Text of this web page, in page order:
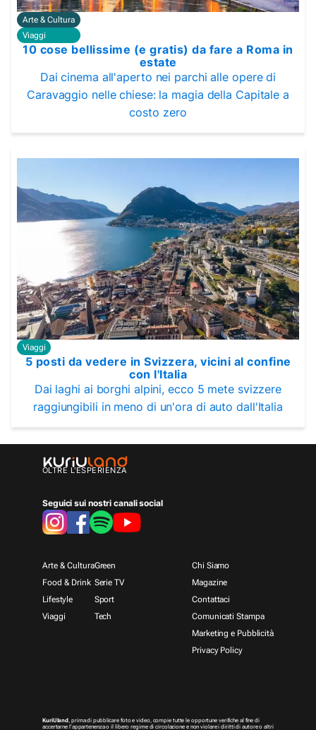
Arte & Cultura
Viaggi
10 cose bellissime (e gratis) da fare a Roma in
estate
Dai cinema all'aperto nei parchi alle opere di
Caravaggio nelle chiese: la magia della Capitale a
costo zero
Viaggi
5 posti da vedere in Svizzera, vicini al confine
con l'Italia
Dai laghi ai borghi alpini, ecco 5 mete svizzere
raggiungibili in meno di un'ora di auto dall'Italia
OLTRE L'ESPERIENZA
Seguici sui nostri canali social
Arte & Cultura
Food & Drink
Lifestyle
Viaggi
Green
Serie TV
Sport
Tech
Chi Siamo
Magazine
Contattaci
Comunicati Stampa
Marketing e Pubblicità
Privacy Policy
KuriUland, prima di pubblicare foto e video, compie tutte le opportune verifiche al fine di
accertarne l’appartenenza o il libero regime di circolazione e non violare i diritti di autore o altri